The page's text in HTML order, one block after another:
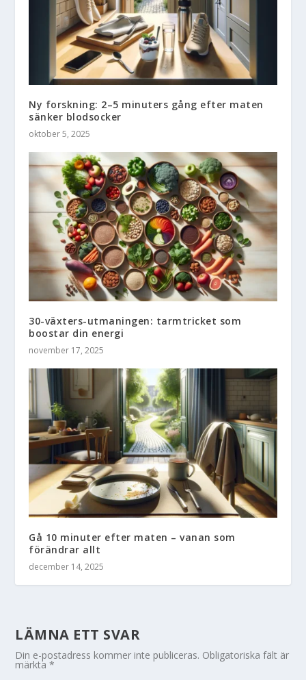
Ny forskning: 2–5 minuters gång efter maten
sänker blodsocker
oktober 5, 2025
30-växters-utmaningen: tarmtricket som
boostar din energi
november 17, 2025
Gå 10 minuter efter maten – vanan som
förändrar allt
december 14, 2025
LÄMNA ETT SVAR
Din e-postadress kommer inte publiceras. Obligatoriska fält är
märkta*